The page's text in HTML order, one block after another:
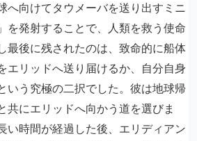
へ向けてタウメーバを送り出すミニ
を発射することで、人類を救う使命
最後に残されたのは、致命的に船体
エリッドへ送り届けるか、自分自身
いう究極の二択でした。彼は地球帰
共にエリッドへ向かう道を選びま
い時間が経過した後、エリディアン